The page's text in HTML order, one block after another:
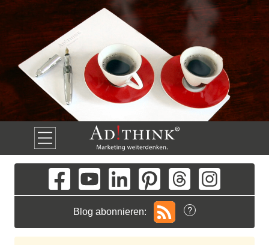
Blog abonnieren: